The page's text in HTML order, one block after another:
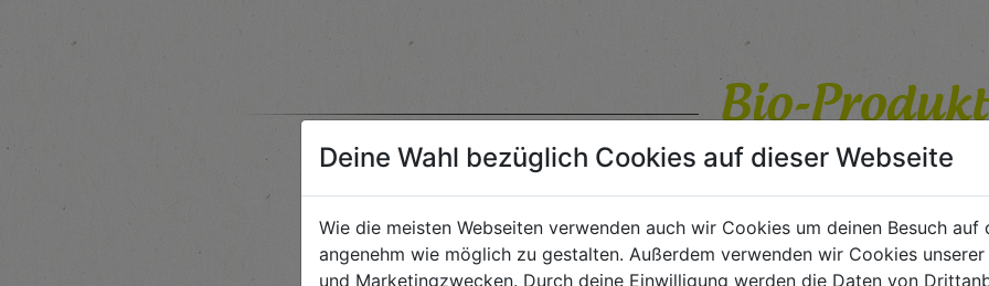
Bio-
für Jedermann
Deine Wahl bezüglich Cookies auf dieser Webseite
Wie die meisten Webseiten verwenden auch wir Cookies um deinen Besuch auf
angenehm wie möglich zu gestalten. Außerdem verwenden wir Cookies
und Marketingzwecken. Durch deine Einwilligung werden die Daten von